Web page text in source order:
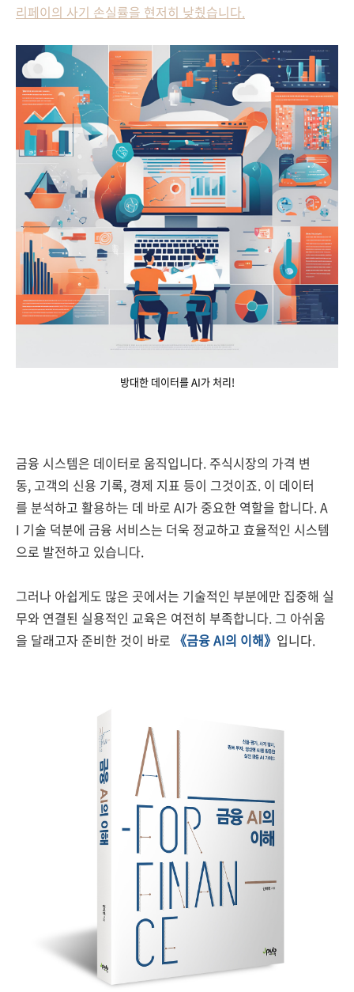
리페이의 사기 손실률을 현저히 낮췄습니다.
방대한 데이터를 AI가 처리!
금융 시스템은 데이터로 움직입니다. 주식시장의 가격 변
동, 고객의 신용 기록, 경제 지표 등이 그것이죠. 이 데이터
를 분석하고 활용하는 데 바로 AI가 중요한 역할을 합니다. A
I 기술 덕분에 금융 서비스는 더욱 정교하고 효율적인 시스템
으로 발전하고 있습니다.
그러나 아쉽게도 많은 곳에서는 기술적인 부분에만 집중해 실
무와 연결된 실용적인 교육은 여전히 부족합니다. 그 아쉬움
을 달래고자 준비한 것이 바로 《금융 AI의 이해》 입니다.